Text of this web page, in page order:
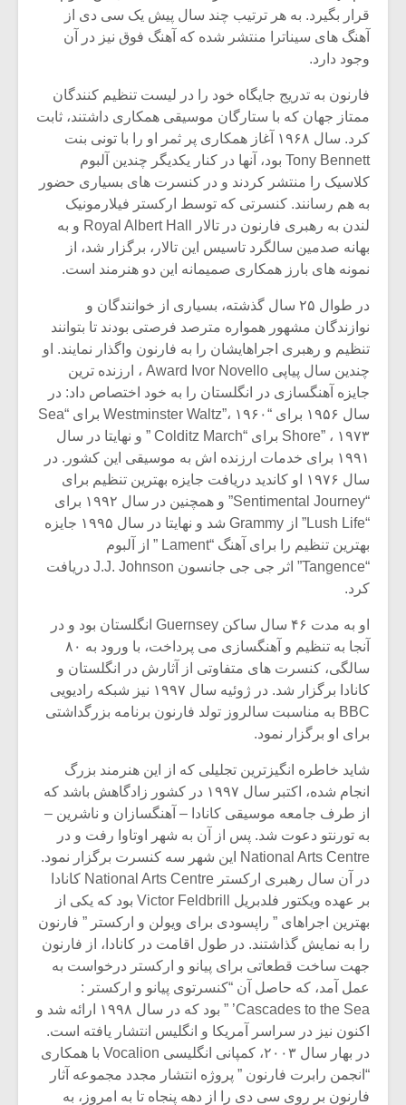
قرار بگیرد. به هر ترتیب چند سال پیش یک سی دی از
آهنگ های سیناترا منتشر شده که آهنگ فوق نیز در آن
وجود دارد.
فارنون به تدریج جایگاه خود را در لیست تنظیم کنندگان
ممتاز جهان که با ستارگان موسیقی همکاری داشتند، ثابت
کرد. سال ۱۹۶۸ آغاز همکاری پر ثمر او را با تونی بنت
Tony Bennett بود، آنها در کنار یکدیگر چندین آلبوم
کلاسیک را منتشر کردند و در کنسرت های بسیاری حضور
به هم رسانند. کنسرتی که توسط ارکستر فیلارمونیک
لندن به رهبری فارنون در تالار Royal Albert Hall و به
بهانه صدمین سالگرد تاسیس این تالار، برگزار شد، از
نمونه های بارز همکاری صمیمانه این دو هنرمند است.
در طوال ۲۵ سال گذشته، بسیاری از خوانندگان و
نوازندگان مشهور همواره مترصد فرصتی بودند تا بتوانند
تنظیم و رهبری اجراهایشان را به فارنون واگذار نمایند. او
چندین سال پیاپی Award Ivor Novello ، ارزنده ترین
جایزه آهنگسازی در انگلستان را به خود اختصاص داد: در
سال ۱۹۵۶ برای “Westminster Waltz”، ۱۹۶۰ برای “Sea
Shore” ، ۱۹۷۳ برای “Colditz March ” و نهایتا در سال
۱۹۹۱ برای خدمات ارزنده اش به موسیقی این کشور. در
سال ۱۹۷۶ او کاندید دریافت جایزه بهترین تنظیم برای
“Sentimental Journey” و همچنین در سال ۱۹۹۲ برای
“Lush Life” از Grammy شد و نهایتا در سال ۱۹۹۵ جایزه
بهترین تنظیم را برای آهنگ “Lament ” از آلبوم
“Tangence” اثر جی جی جانسون J.J. Johnson دریافت
کرد.
او به مدت ۴۶ سال ساکن Guernsey انگلستان بود و در
آنجا به تنظیم و آهنگسازی می پرداخت، با ورود به ۸۰
سالگی، کنسرت های متفاوتی از آثارش در انگلستان و
کانادا برگزار شد. در ژوئیه سال ۱۹۹۷ نیز شبکه رادیویی
BBC به مناسبت سالروز تولد فارنون برنامه بزرگداشتی
برای او برگزار نمود.
شاید خاطره انگیزترین تجلیلی که از این هنرمند بزرگ
انجام شده، اکتبر سال ۱۹۹۷ در کشور زادگاهش باشد که
از طرف جامعه موسیقی کانادا – آهنگسازان و ناشرین –
به تورنتو دعوت شد. پس از آن به شهر اوتاوا رفت و در
National Arts Centre این شهر سه کنسرت برگزار نمود.
در آن سال رهبری ارکستر National Arts Centre کانادا
بر عهده ویکتور فلدبریل Victor Feldbrill بود که یکی از
بهترین اجراهای ” راپسودی برای ویولن و ارکستر ” فارنون
را به نمایش گذاشتند. در طول اقامت در کانادا، از فارنون
جهت ساخت قطعاتی برای پیانو و ارکستر درخواست به
عمل آمد، که حاصل آن “کنسرتوی پیانو و ارکستر :
Cascades to the Sea’ ” بود که در سال ۱۹۹۸ ارائه شد و
اکنون نیز در سراسر آمریکا و انگلیس انتشار یافته است.
در بهار سال ۲۰۰۳، کمپانی انگلیسی Vocalion با همکاری
“انجمن رابرت فارنون ” پروژه انتشار مجدد مجموعه آثار
فارنون بر روی سی دی را از دهه پنجاه تا به امروز، به